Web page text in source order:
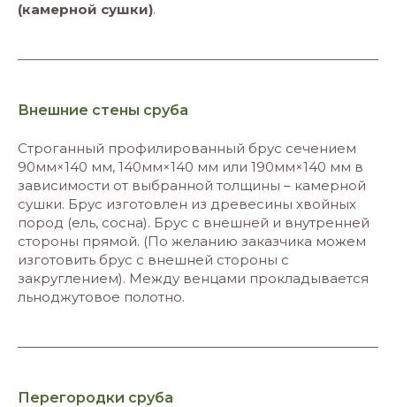
(камерной сушки).
Внешние стены сруба
Строганный профилированный брус сечением
90мм×140 мм, 140мм×140 мм или 190мм×140 мм в
зависимости от выбранной толщины – камерной
сушки. Брус изготовлен из древесины хвойных
пород (ель, сосна). Брус с внешней и внутренней
стороны прямой. (По желанию заказчика можем
изготовить брус с внешней стороны с
закруглением). Между венцами прокладывается
льноджутовое полотно.
Перегородки сруба